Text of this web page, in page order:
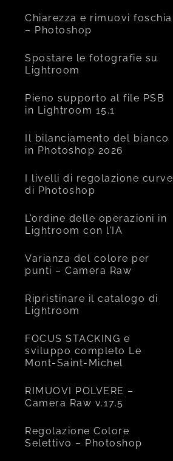
Chiarezza e rimuovi foschia
– Photoshop
Spostare le fotografie su
Lightroom
Pieno supporto al file PSB
in Lightroom 15.1
Il bilanciamento del bianco
in Photoshop 2026
I livelli di regolazione curve
di Photoshop
L’ordine delle operazioni in
Lightroom con l’IA
Varianza del colore per
punti – Camera Raw
Ripristinare il catalogo di
Lightroom
FOCUS STACKING e
sviluppo completo Le
Mont-Saint-Michel
RIMUOVI POLVERE –
Camera Raw v.17.5
Regolazione Colore
Selettivo – Photoshop